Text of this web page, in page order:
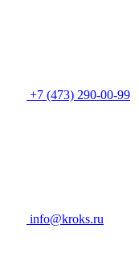
+7 (473) 290-00-99
info@kroks.ru